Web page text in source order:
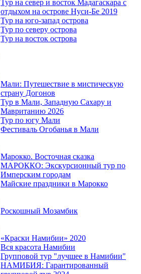
Тур на север и восток Мадагаскара с
отдыхом на острове Нуси-Бе 2019
Тур на юго-запад острова
Тур по северу острова
Тур на восток острова
Мали: Путешествие в мистическую
страну Догонов
Тур в Мали, Западную Сахару и
Мавританию 2026
Тур по югу Мали
Фестиваль Огобанья в Мали
Марокко. Восточная сказка
МАРОККО: Экскурсионный тур по
Имперским городам
Майские праздники в Марокко
Роскошный Мозамбик
«Краски Намибии» 2020
Вся красота Намибии
Групповой тур "лучшее в Намибии"
НАМИБИЯ: Гарантированный